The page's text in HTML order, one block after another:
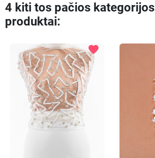
4 kiti tos pačios kategorijos
produktai:
favorite